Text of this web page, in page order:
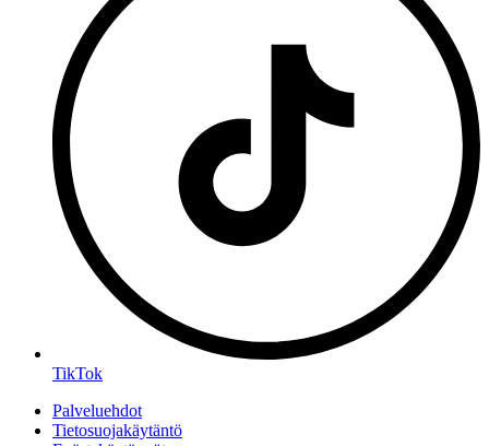
TikTok
Palveluehdot
Tietosuojakäytäntö